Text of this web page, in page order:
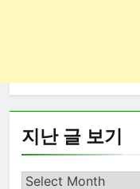
지난 글 보기
지